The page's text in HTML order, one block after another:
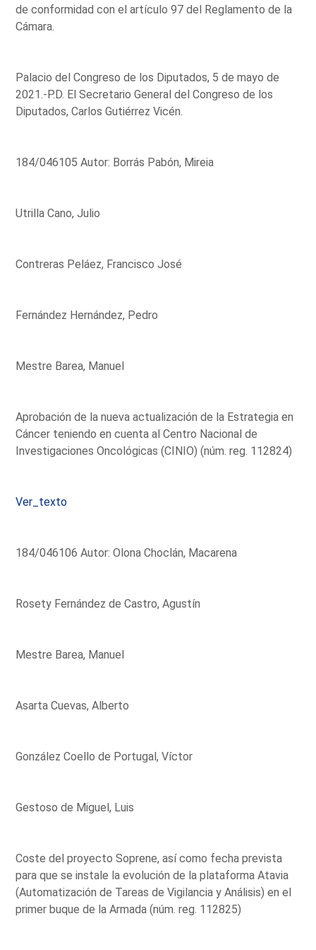
de conformidad con el artículo 97 del Reglamento de la
Cámara.
Palacio del Congreso de los Diputados, 5 de mayo de
2021.-P.D. El Secretario General del Congreso de los
Diputados, Carlos Gutiérrez Vicén.
184/046105 Autor: Borrás Pabón, Mireia
Utrilla Cano, Julio
Contreras Peláez, Francisco José
Fernández Hernández, Pedro
Mestre Barea, Manuel
Aprobación de la nueva actualización de la Estrategia en
Cáncer teniendo en cuenta al Centro Nacional de
Investigaciones Oncológicas (CINIO) (núm. reg. 112824)
Ver_texto
184/046106 Autor: Olona Choclán, Macarena
Rosety Fernández de Castro, Agustín
Mestre Barea, Manuel
Asarta Cuevas, Alberto
González Coello de Portugal, Víctor
Gestoso de Miguel, Luis
Coste del proyecto Soprene, así como fecha prevista
para que se instale la evolución de la plataforma Atavia
(Automatización de Tareas de Vigilancia y Análisis) en el
primer buque de la Armada (núm. reg. 112825)